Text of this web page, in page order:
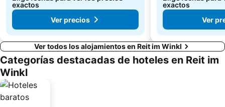
exactos
Ver precios
exactos
Ver
Ver todos los alojamientos en Reit im Winkl
Categorías destacadas de hoteles en Reit im
Winkl